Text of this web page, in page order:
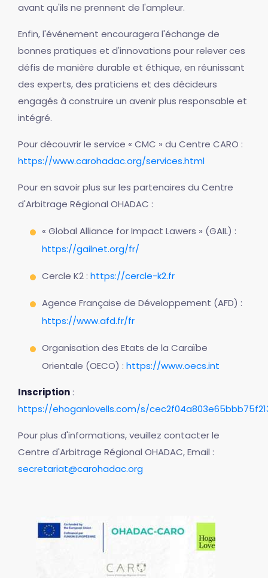
avant qu'ils ne prennent de l'ampleur.
Enfin, l'événement encouragera l'échange de
bonnes pratiques et d'innovations pour relever ces
défis de manière durable et éthique, en réunissant
des experts, des praticiens et des décideurs
engagés à construire un avenir plus responsable et
intégré.
Pour découvrir le service « CMC » du Centre CARO :
https://www.carohadac.org/services.html
Pour en savoir plus sur les partenaires du Centre
d'Arbitrage Régional OHADAC :
« Global Alliance for Impact Lawers » (GAIL) :
https://gailnet.org/fr/
Cercle K2 : https://cercle-k2.fr
Agence Française de Développement (AFD) :
https://www.afd.fr/fr
Organisation des Etats de la Caraïbe
Orientale (OECO) : https://www.oecs.int
Inscription :
https://ehoganlovells.com/s/
Pour plus d'informations, veuillez contacter le
Centre d'Arbitrage Régional OHADAC, Email :
secretariat@carohadac.org